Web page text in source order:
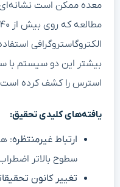
معده ممکن است نشانه‌ای
الکتروگاستروگرافی
بیشتر این دو سیستم با
استرس را کشف کرده
یافته‌های کلیدی تحقیق:
ارتباط غیرمنتظره:
سطوح بالاتر
تغییر کانون